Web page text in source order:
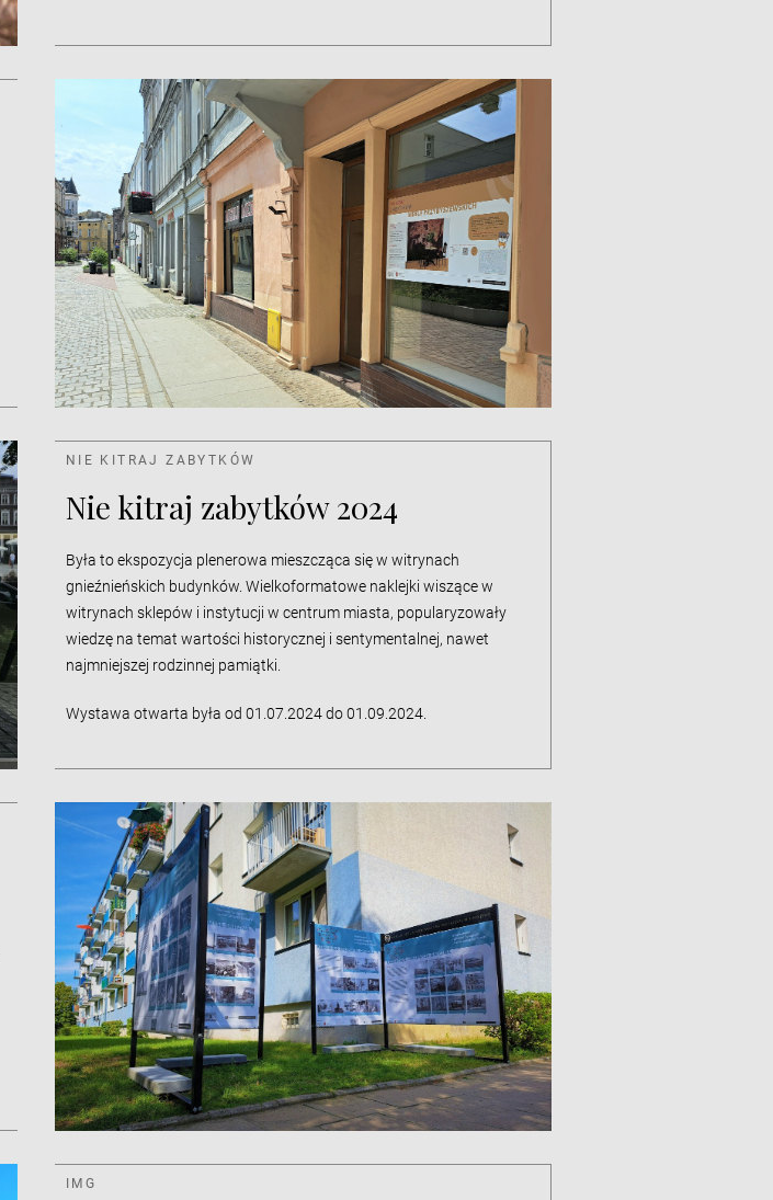
NIE KITRAJ ZABYTKÓW
Nie kitraj zabytków 2024
Była to ekspozycja plenerowa mieszcząca się w witrynach
gnieźnieńskich budynków. Wielkoformatowe naklejki wiszące w
witrynach sklepów i instytucji w centrum miasta, popularyzowały
wiedzę na temat wartości historycznej i sentymentalnej, nawet
najmniejszej rodzinnej pamiątki.
Wystawa otwarta była od 01.07.2024 do 01.09.2024.
IMG